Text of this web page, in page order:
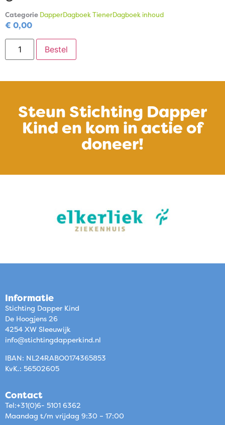
Categorie DapperDagboek TienerDagboek inhoud
€ 0,00
Bestel
Steun Stichting Dapper
Kind en kom in actie of
doneer!
Informatie
Stichting Dapper Kind
De Hoogjens 26
4254 XW Sleeuwijk
info@stichtingdapperkind.nl
IBAN: NL24RABO0174365853
KvK.: 56502605
Contact
Tel:+31(0)6- 5101 6362
Maandag t/m vrijdag 9:30 – 17:00